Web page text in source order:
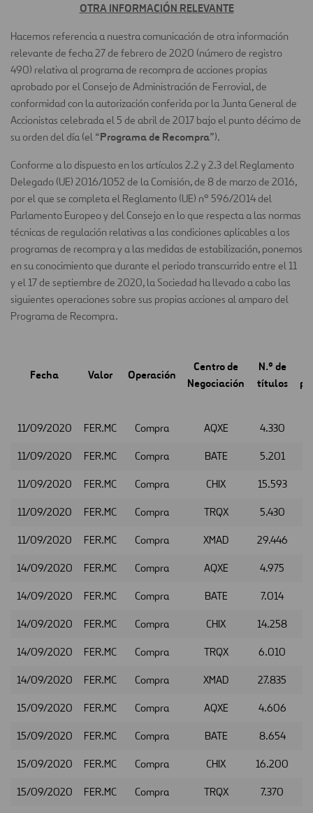
OTRA INFORMACIÓN RELEVANTE
Hacemos referencia a nuestra comunicación de otra información
relevante de fecha 27 de febrero de 2020 (número de registro
490) relativa al programa de recompra de acciones propias
aprobado por el Consejo de Administración de Ferrovial, de
conformidad con la autorización conferida por la Junta General de
Accionistas celebrada el 5 de abril de 2017 bajo el punto décimo de
su orden del día (el “Programa de Recompra”).
Conforme a lo dispuesto en los artículos 2.2 y 2.3 del Reglamento
Delegado (UE) 2016/1052 de la Comisión, de 8 de marzo de 2016,
por el que se completa el Reglamento (UE) nº 596/2014 del
Parlamento Europeo y del Consejo en lo que respecta a las normas
técnicas de regulación relativas a las condiciones aplicables a los
programas de recompra y a las medidas de estabilización, ponemos
en su conocimiento que durante el periodo transcurrido entre el 11
y el 17 de septiembre de 2020, la Sociedad ha llevado a cabo las
siguientes operaciones sobre sus propias acciones al amparo del
Programa de Recompra.
Fecha Valor Operación
Centro de
Negociación
N.º de
títulos
11/09/2020 FER.MC Compra AQXE 4.330
11/09/2020 FER.MC Compra BATE 5.201
11/09/2020 FER.MC Compra CHIX 15.593
11/09/2020 FER.MC Compra TRQX 5.430
11/09/2020 FER.MC Compra XMAD 29.446
14/09/2020 FER.MC Compra AQXE 4.975
14/09/2020 FER.MC Compra BATE 7.014
14/09/2020 FER.MC Compra CHIX 14.258
14/09/2020 FER.MC Compra TRQX 6.010
14/09/2020 FER.MC Compra XMAD 27.835
15/09/2020 FER.MC Compra AQXE 4.606
15/09/2020 FER.MC Compra BATE 8.654
15/09/2020 FER.MC Compra CHIX 16.200
15/09/2020 FER.MC Compra TRQX 7.370